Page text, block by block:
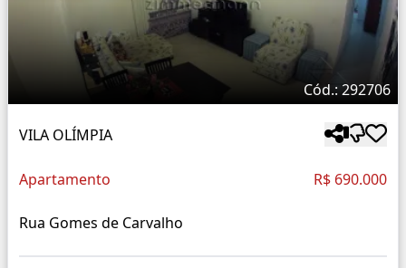
Cód.: 292706
VILA OLÍMPIA
Apartamento R$ 690.000
Rua Gomes de Carvalho